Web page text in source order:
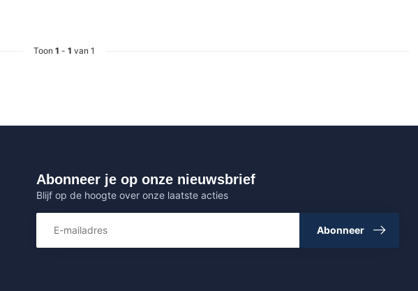
Toon 1 - 1 van 1
Abonneer je op onze nieuwsbrief
Blijf op de hoogte over onze laatste acties
Abonneer